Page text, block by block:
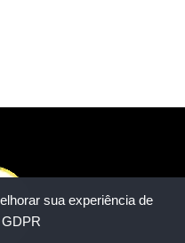
sua experiência de
GDPR